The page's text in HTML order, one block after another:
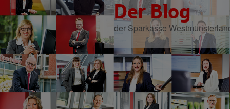
Der Blog
der Sparkasse